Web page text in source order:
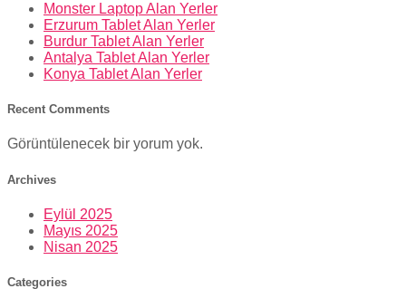
Monster Laptop Alan Yerler
Erzurum Tablet Alan Yerler
Burdur Tablet Alan Yerler
Antalya Tablet Alan Yerler
Konya Tablet Alan Yerler
Recent Comments
Görüntülenecek bir yorum yok.
Archives
Eylül 2025
Mayıs 2025
Nisan 2025
Categories